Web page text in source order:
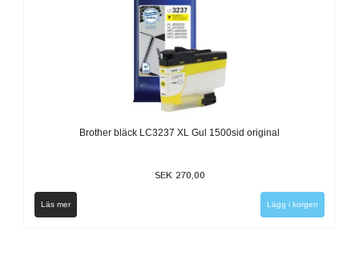
Brother bläck LC3237 XL Gul 1500sid original
SEK 270,00
Läs mer